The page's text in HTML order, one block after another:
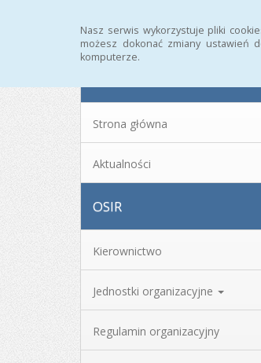
Nasz serwis wykorzystuje pliki
możesz dokonać zmiany ustawień
komputerze.
Strona główna
Aktualności
OSIR
Kierownictwo
Jednostki organizacyjne
Regulamin organizacyjny